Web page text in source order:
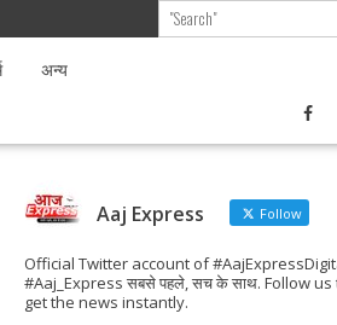
अन्य
Aaj Express Follow
Official Twitter account of
#Aaj_Express सबसे पहले, सच के साथ. Follow us
get the news instantly.